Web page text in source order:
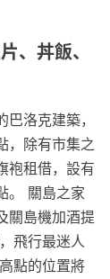
、丼飯、
洛克建築，
，除有市集之
袍租借，設有
。 關島之家
關島機加酒提
飛行最迷人
點的位置將